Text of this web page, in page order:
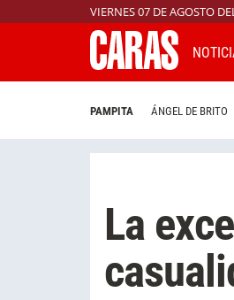
VIERNES 07 DE AGOSTO
PAMPITA ÁNGEL DE BRITO
La